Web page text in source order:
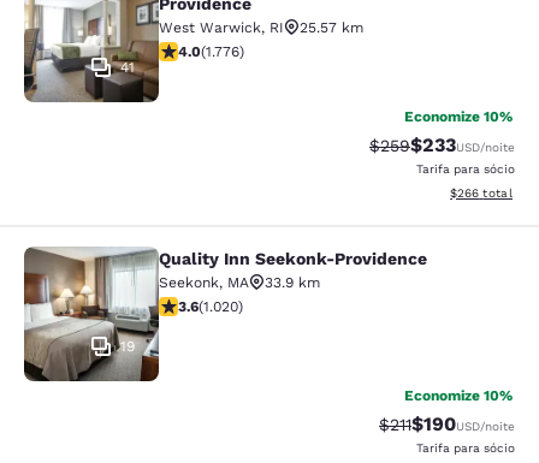
41
West Warwick, RI
25.57 km
classificação 3.97 estrelas. Bom. 1776 avaliações
4.0(1.776)
Economize 10%
Tarifa anterior
$259Tarifa com
$233USD/noite
Tarifa para sócio
Exibir
$266 total
Quality Inn Seekonk-Providence
19
Quality Inn Seekonk-Providence
Seekonk, MA
33.9 km
classificação 3.56 estrelas. Bom. 1020 avaliações
3.6(1.020)
Economize 10%
Tarifa anterior
$211Tarifa com
$190USD/noite
Tarifa para sócio